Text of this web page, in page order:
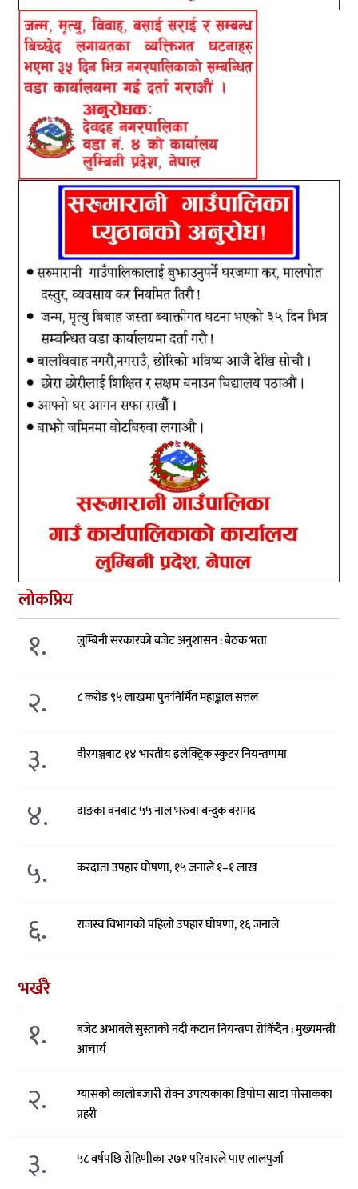
लोकप्रिय
१. लुम्बिनी सरकारको बजेट अनुशासन : बैठक भत्ता
२. ८ करोड ९५ लाखमा पुनःनिर्मित महाङ्काल सत्तल
३. वीरगञ्जबाट १४ भारतीय इलेक्ट्रिक स्कुटर नियन्त्रणमा
४. दाङका वनबाट ५५ नाल भरुवा बन्दुक बरामद
५. करदाता उपहार घोषणा, १५ जनाले १–१ लाख
६. राजस्व विभागको पहिलो उपहार घोषणा, १६ जनाले
भर्खरै
१.
बजेट अभावले सुस्ताको नदी कटान नियन्त्रण रोकिँदैन : मुख्यमन्त्री
आचार्य
२.
ग्यासको कालोबजारी रोक्न उपत्यकाका डिपोमा सादा पोसाकका
प्रहरी
३. ५८ वर्षपछि रोहिणीका २७१ परिवारले पाए लालपुर्जा